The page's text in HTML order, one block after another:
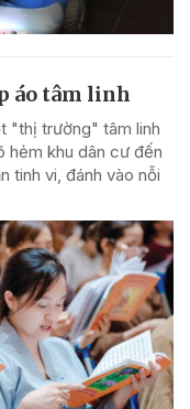
áo tâm linh
"thị trường" tâm linh
hẻm khu dân cư đến
tinh vi, đánh vào nỗi